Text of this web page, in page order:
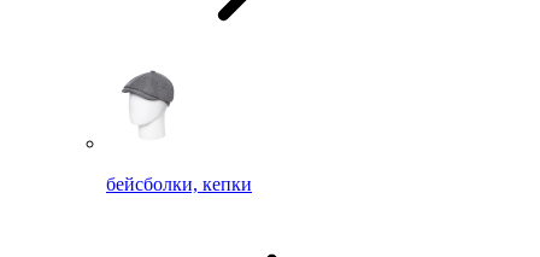
бейсболки, кепки